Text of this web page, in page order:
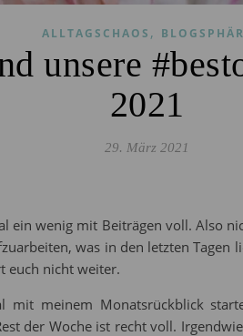
ALLTAGSCHAOS ,
unsere
2021
29. März 2021
ein wenig mit Beiträgen voll. Also
was in den letzten Tagen
euch nicht weiter.
mit meinem Monatsrückblick
der Woche ist recht voll.